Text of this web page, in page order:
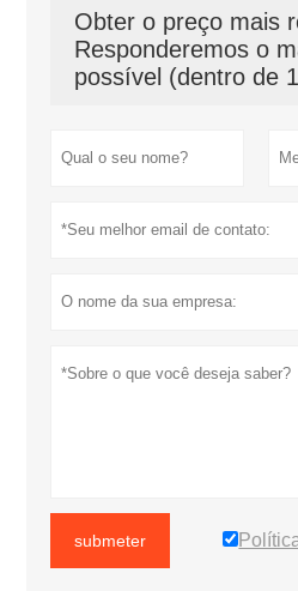
Obter o preço mais
Responderemos o
possível (dentro de
submeter